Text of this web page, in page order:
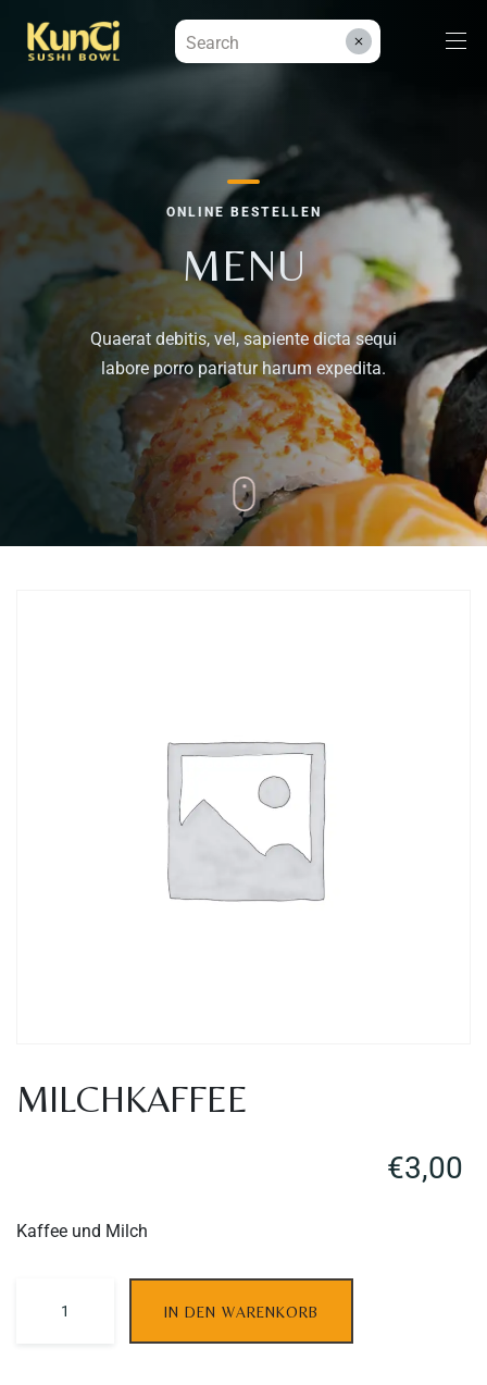
Menüs
Kontakt
Reservieren
ONLINE BESTELLEN
MENU
Quaerat debitis, vel, sapiente dicta sequi
labore porro pariatur harum expedita.
MILCHKAFFEE
3,00
€
Kaffee und Milch
IN DEN WARENKORB
Table Reservation